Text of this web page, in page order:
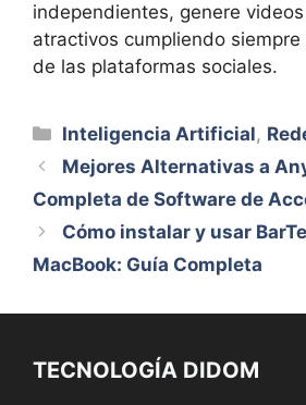
independientes, genere
atractivos cumpliendo
de las plataformas sociales.
Categorías
Inteligencia Artificial,
Mejores Alternativas a
Completa de Software de
Cómo instalar y usar
MacBook: Guía Completa
TECNOLOGÍA DIDOM